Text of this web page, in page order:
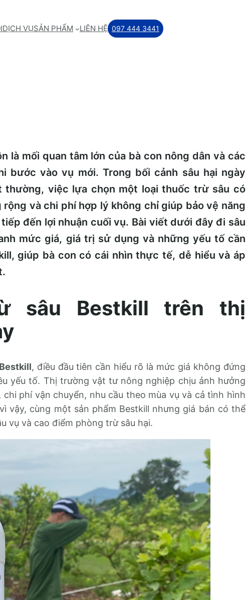
DỊCH VỤSẢN PHẨM LIÊN HỆ 097 444 3441
là mối quan tâm lớn của bà con nông dân và các
bước vào vụ mới. Trong bối cảnh sâu hại ngày
việc lựa chọn một loại thuốc trừ sâu có
và chi phí hợp lý không chỉ giúp bảo vệ năng
đến lợi nhuận cuối vụ. Bài viết dưới đây đi sâu
mức giá, giá trị sử dụng và những yếu tố cần
giúp bà con có cái nhìn thực tế, dễ hiểu và áp
sâu Bestkill trên thị
, điều đầu tiên cần hiểu rõ là mức giá không đứng
yếu tố. Thị trường vật tư nông nghiệp chịu ảnh hưởng
phí vận chuyển, nhu cầu theo mùa vụ và cả tình hình
vậy, cùng một sản phẩm Bestkill nhưng giá bán có thể
vụ và cao điểm phòng trừ sâu hại.